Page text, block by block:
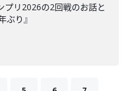
プリ2026の2回戦のお話と
ぶり』